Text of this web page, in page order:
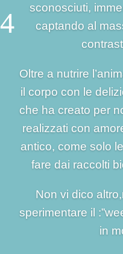
sconosciuti,
captando al
Oltre a nutrire
il corpo con le
che ha creato per
realizzati con
antico, come solo
fare dai raccolti
Non vi dico
sperimentare il
in